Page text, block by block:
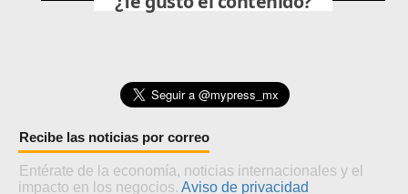
Recibe las noticias por correo
Entérate de la economía, noticias internacionales y el
impacto en los negocios. Aviso de privacidad